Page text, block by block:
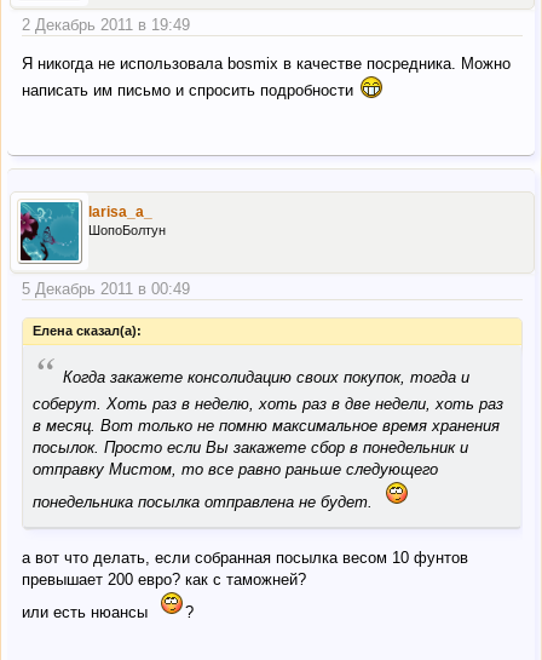
2 Декабрь 2011 в 19:49
Я никогда не использовала bosmix в качестве посредника. Можно
написать им письмо и спросить подробности
larisa_a_
ШопоБолтун
5 Декабрь 2011 в 00:49
Елена сказал(а):
“ Когда закажете консолидацию своих покупок, тогда и
соберут. Хоть раз в неделю, хоть раз в две недели, хоть раз
в месяц. Вот только не помню максимальное время хранения
посылок. Просто если Вы закажете сбор в понедельник и
отправку Мистом, то все равно раньше следующего
понедельника посылка отправлена не будет.
а вот что делать, если собранная посылка весом 10 фунтов
превышает 200 евро? как с таможней?
или есть нюансы
?